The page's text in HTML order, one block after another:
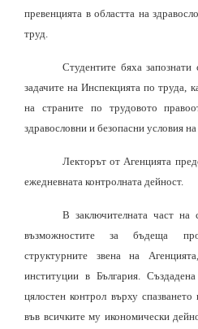
превенцията в областта на
труд.
Студентите бяха
задачите на Инспекцията по труда,
на страните по трудовото
здравословни и безопасни условия на
Лекторът от Агенцията
ежедневната контролната дейност.
В заключителната част на
възможностите за бъдеща
структурните звена на
институции в България.
цялостен контрол върху спазването
във всичките му икономически